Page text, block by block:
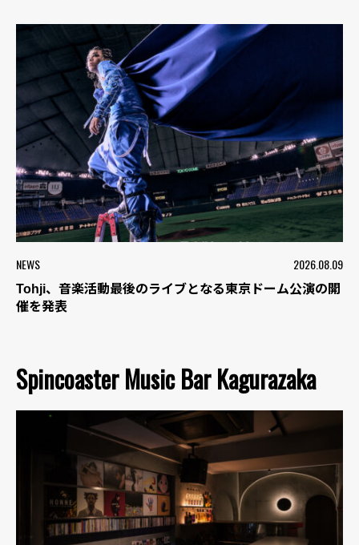
NEWS 2026.08.09
Tohji、音楽活動最後のライブとなる東京ドーム公演の開
催を発表
Spincoaster Music Bar Kagurazaka